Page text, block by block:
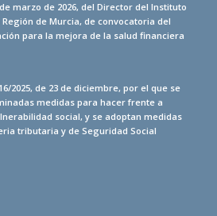
marzo de 2026, del Director del Instituto
de Murcia, de convocatoria del
para la mejora de la salud financiera
2025, de 23 de diciembre, por el que se
medidas para hacer frente a
social, y se adoptan medidas
tributaria y de Seguridad Social